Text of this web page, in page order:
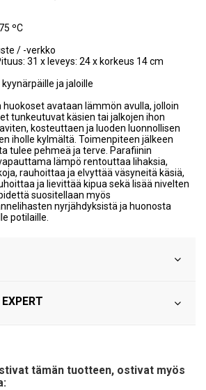
ºC
/ -verkko
31 x leveys: 24 x korkeus 14 cm
ja jaloille
huokoset avataan lämmön avulla, jolloin
tunkeutuvat käsien tai jalkojen ihon
kosteuttaen ja luoden luonnollisen
iholle kylmältä. Toimenpiteen jälkeen
tulee pehmeä ja terve. Parafiinin
lämpö rentouttaa lihaksia,
rauhoittaa ja elvyttää väsyneitä käsiä,
ja lievittää kipua sekä lisää nivelten
suositellaan myös
nyrjähdyksistä ja huonosta
potilaille.
tämän tuotteen, ostivat myös